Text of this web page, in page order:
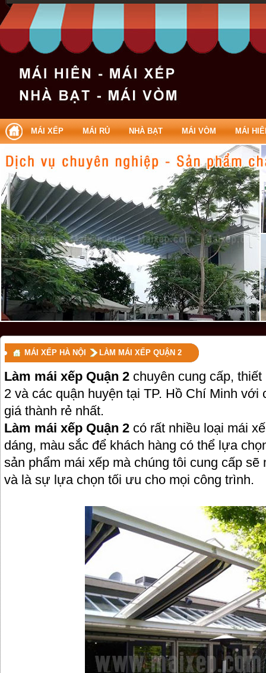
Làm mái xếp Quận 2 | Lam mai xep Quan 2
MÁI XẾP MÁI RỦ NHÀ BẠT MÁI VÒM MÁI
MÁI XẾP HÀ NỘI LÀM MÁI XẾP QUẬN 2
Làm mái xếp Quận 2 chuyên cung cấp,
2 và các quận huyện tại TP. Hồ Chí Minh
giá thành rẻ nhất.
Làm mái xếp Quận 2 có rất nhiều loại mái
dáng, màu sắc để khách hàng có thể lựa
sản phẩm mái xếp mà chúng tôi cung cấp
và là sự lựa chọn tối ưu cho mọi công trình.